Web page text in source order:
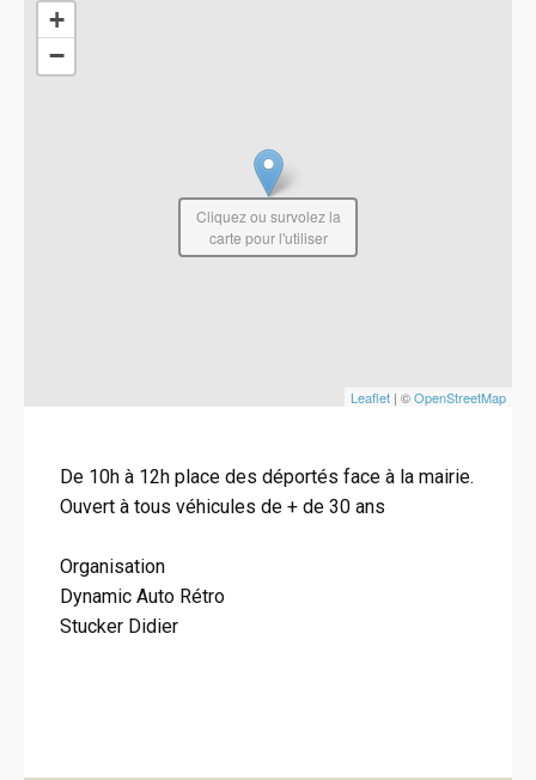
+
−
Leaflet | ©OpenStreetMap
Cliquez ou survolez la
carte pour l'utiliser
De 10h à 12h place des déportés face à la mairie.
Ouvert à tous véhicules de + de 30 ans
Organisation
Dynamic Auto Rétro
Stucker Didier